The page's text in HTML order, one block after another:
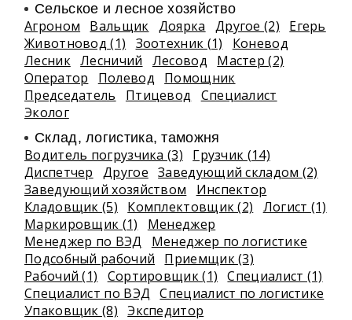
Сельское и лесное хозяйство
Агроном Вальщик Доярка Другое (2)
Егерь
Животновод (1)
Зоотехник (1)
Коневод
Лесник Лесничий Лесовод
Мастер (2)
Оператор
Полевод
Помощник
Председатель
Птицевод
Специалист
Эколог
Склад, логистика, таможня
Водитель погрузчика (3)
Грузчик (14)
Диспетчер
Другое Заведующий складом (2)
Заведующий хозяйством
Инспектор
Кладовщик (5)
Комплектовщик (2)
Логист (1)
Маркировщик (1)
Менеджер
Менеджер по ВЭД
Менеджер по логистике
Подсобный рабочий
Приемщик (3)
Рабочий (1)
Сортировщик (1)
Специалист (1)
Специалист по ВЭД
Специалист по логистике
Упаковщик (8)
Экспедитор